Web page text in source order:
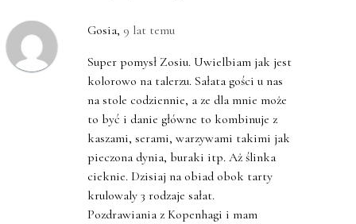
Gosia, 9 lat temu
Super pomysł Zosiu. Uwielbiam jak jest
kolorowo na talerzu. Sałata gości u nas
na stole codziennie, a ze dla mnie może
to być i danie główne to kombinuje z
kaszami, serami, warzywami takimi jak
pieczona dynia, buraki itp. Aż ślinka
cieknie. Dzisiaj na obiad obok tarty
krulowaly 3 rodzaje sałat.
Pozdrawiania z Kopenhagi i mam